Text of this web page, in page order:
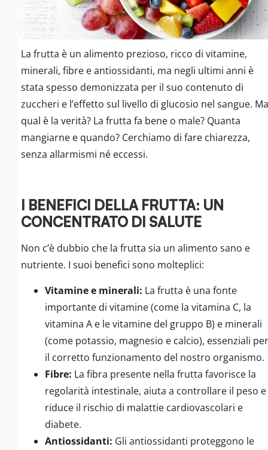
La frutta è un alimento prezioso, ricco di vitamine,
minerali, fibre e antiossidanti, ma negli ultimi anni è
stata spesso demonizzata per il suo contenuto di
zuccheri e l’effetto sul livello di glucosio nel sangue. Ma
qual è la verità? La frutta fa bene o male? Quanta
mangiarne e quando? Cerchiamo di fare chiarezza,
senza allarmismi né eccessi.
I BENEFICI DELLA FRUTTA: UN
CONCENTRATO DI SALUTE
Non c’è dubbio che la frutta sia un alimento sano e
nutriente. I suoi benefici sono molteplici:
Vitamine e minerali: La frutta è una fonte
importante di vitamine (come la vitamina C, la
vitamina A e le vitamine del gruppo B) e minerali
(come potassio, magnesio e calcio), essenziali per
il corretto funzionamento del nostro organismo.
Fibre: La fibra presente nella frutta favorisce la
regolarità intestinale, aiuta a controllare il peso e
riduce il rischio di malattie cardiovascolari e
diabete.
Antiossidanti: Gli antiossidanti proteggono le